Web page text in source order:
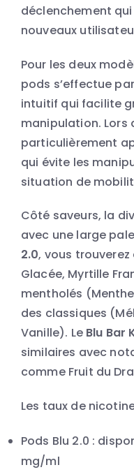
déclenchement
nouveaux
Pour les deux
pods s’effectue
intuitif qui facilite
manipulation. Lors
particulièrement
qui évite les
situation de
Côté saveurs, la
avec une large
2.0, vous
Glacée, Myrtille
mentholés
des classiques
Vanille). Le Blu Bar
similaires avec
comme Fruit du
Les taux de
Pods Blu 2.0 :
mg/ml